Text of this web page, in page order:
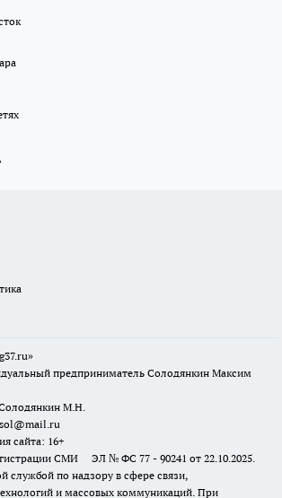
предприниматель Солодянкин Максим
М.Н.
сайта: 16+
СМИ ЭЛ № ФС 77 - 90241 от 22.10.2025.
службой по надзору в сфере связи,
и массовых коммуникаций. При